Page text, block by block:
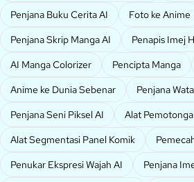
Penjana Buku Cerita AI
Foto ke Anime
Penjana Skrip Manga AI
Penapis Imej
AI Manga Colorizer
Pencipta Manga
Anime ke Dunia Sebenar
Penjana
Penjana Seni Piksel AI
Alat
Alat Segmentasi Panel Komik
Penukar Ekspresi Wajah AI
Penjana